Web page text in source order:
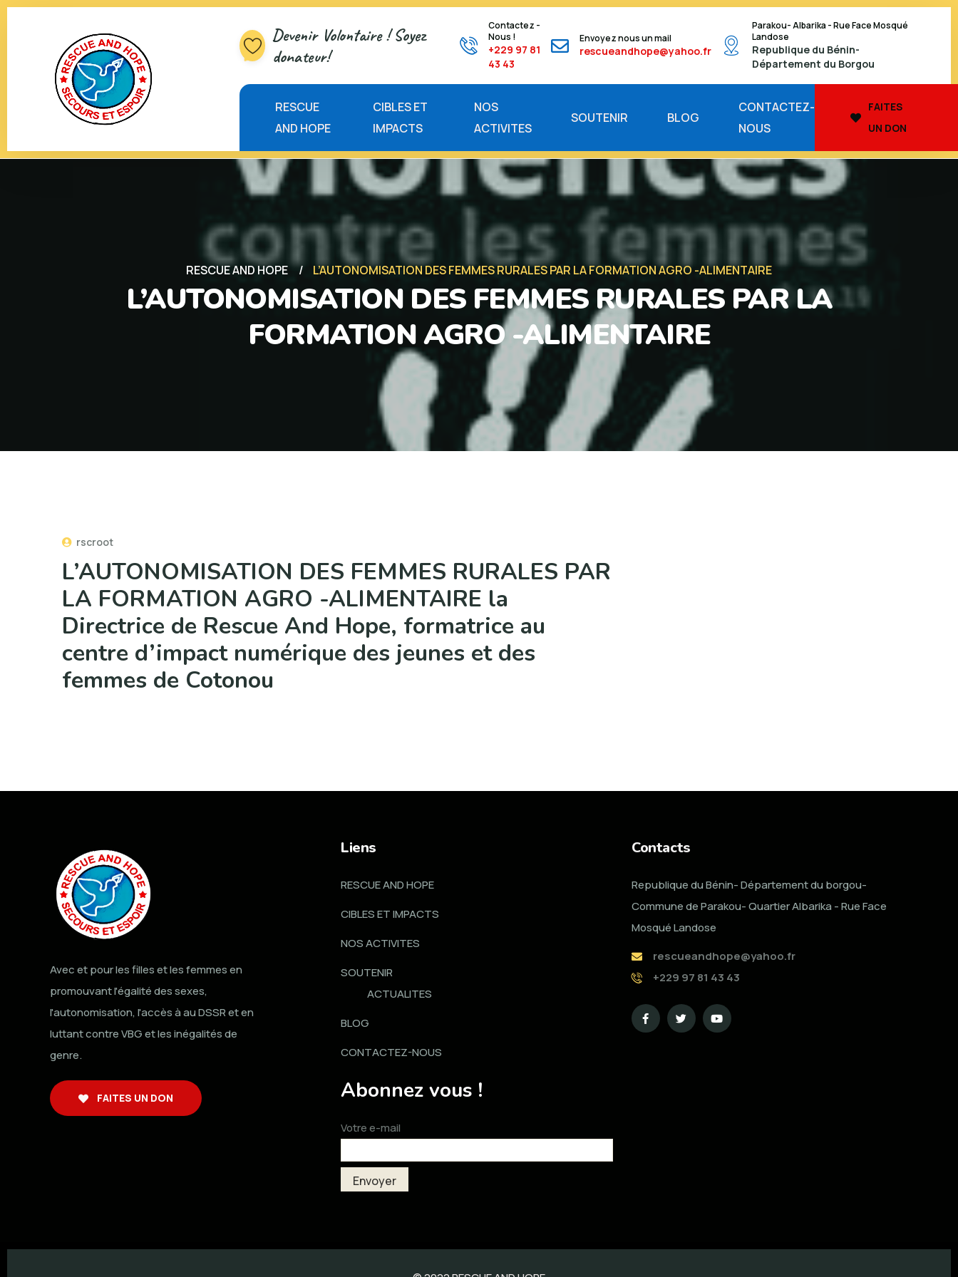
Devenir Volontaire ! Soyez
donateur!
Contactez -
Nous !
+229 97 81
43 43
Envoyez nous un mail
rescueandhope@yahoo.fr
Parakou- Albarika - Rue Face Mosqué
Landose
Republique du Bénin-
Département du Borgou
RESCUE
AND HOPE
CIBLES ET
IMPACTS
NOS
ACTIVITES
SOUTENIR BLOG
CONTACTEZ-
NOUS
FAITES
UN DON
RESCUE AND HOPE L’AUTONOMISATION DES FEMMES RURALES PAR LA FORMATION AGRO -ALIMENTAIRE
L’AUTONOMISATION DES FEMMES RURALES PAR LA
FORMATION AGRO -ALIMENTAIRE
rscroot
L’AUTONOMISATION DES FEMMES RURALES PAR
LA FORMATION AGRO -ALIMENTAIRE la
Directrice de Rescue And Hope, formatrice au
centre d’impact numérique des jeunes et des
femmes de Cotonou
Avec et pour les filles et les femmes en
promouvant l'égalité des sexes,
l'autonomisation, l'accès à au DSSR et en
luttant contre VBG et les inégalités de
genre.
FAITES UN DON
Liens
RESCUE AND HOPE
CIBLES ET IMPACTS
NOS ACTIVITES
SOUTENIR
ACTUALITES
BLOG
CONTACTEZ-NOUS
Abonnez vous !
Votre e-mail
Contacts
Republique du Bénin- Département du borgou-
Commune de Parakou- Quartier Albarika - Rue Face
Mosqué Landose
rescueandhope@yahoo.fr
+229 97 81 43 43